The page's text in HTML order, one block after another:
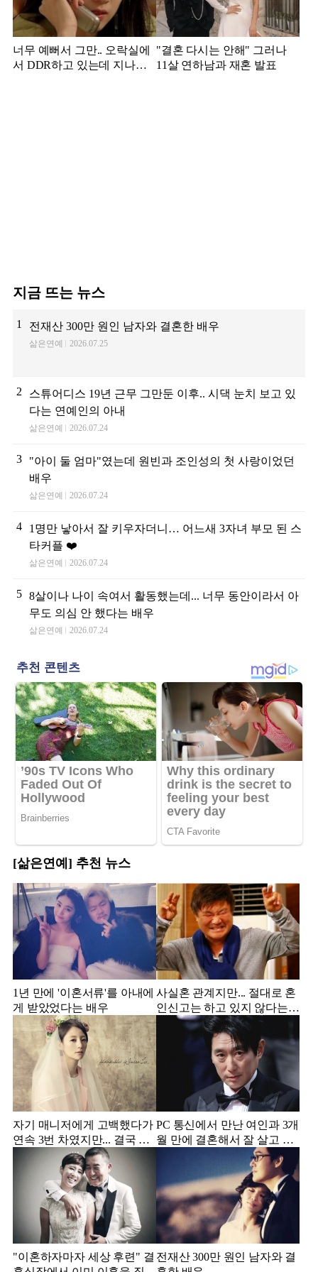
너무 예뻐서 그만.. 오락실에
서 DDR하고 있는데 지나가
"결혼 다시는 안해" 그러나
11살 연하남과 재혼 발표
지금 뜨는 뉴스
1 전재산 300만 원인 남자와 결혼한 배우
삶은연예 2026.07.25
2
스튜어디스 19년 근무 그만둔 이후.. 시댁 눈치 보고 있
다는 연예인의 아내
삶은연예 2026.07.24
3
"아이 둘 엄마"였는데 원빈과 조인성의 첫 사랑이었던
배우
삶은연예 2026.07.24
4
1명만 낳아서 잘 키우자더니… 어느새 3자녀 부모 된 스
타커플 ❤️
삶은연예 2026.07.24
5 8살이나 나이 속여서 활동했는데... 너무 동안이라서 아
무도 의심 안 했다는 배우
삶은연예 2026.07.24
[삶은연예] 추천 뉴스
1년 만에 '이혼서류'를 아내에
게 받았었다는 배우
사실혼 관계지만... 절대로 혼
인신고는 하고 있지 않다는
배우
자기 매니저에게 고백했다가
연속 3번 차였지만... 결국 결
혼에 성공한 배우
PC 통신에서 만난 여인과 3개
월 만에 결혼해서 잘 살고 있
"이혼하자마자 세상 후련" 결 전재산 300만 원인 남자와 결